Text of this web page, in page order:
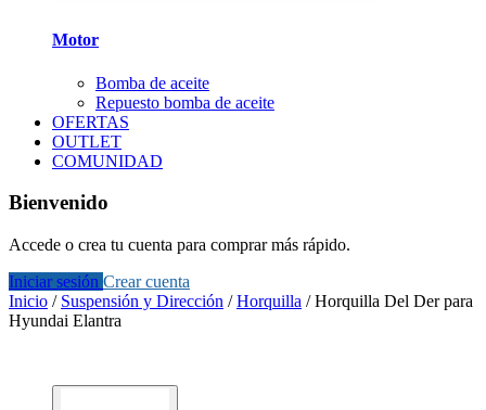
Motor
Bomba de aceite
Repuesto bomba de aceite
OFERTAS
OUTLET
COMUNIDAD
Bienvenido
Accede o crea tu cuenta para comprar más rápido.
Iniciar sesión Crear cuenta
Inicio / Suspensión y Dirección /Horquilla /Horquilla Del Der para
Hyundai Elantra